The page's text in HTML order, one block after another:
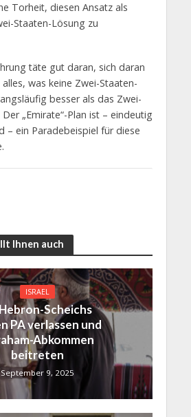
Torheit, diesen Ansatz als
Staaten-Lösung zu
täte gut daran, sich daran
was keine Zwei-Staaten-
besser als das Zwei-
„Emirate“-Plan ist – eindeutig
– ein Paradebeispiel für diese
Ihnen auch
ISRAEL
Hebron-Scheichs
PA verlassen und
Abkommen
beitreten
September 9, 2025